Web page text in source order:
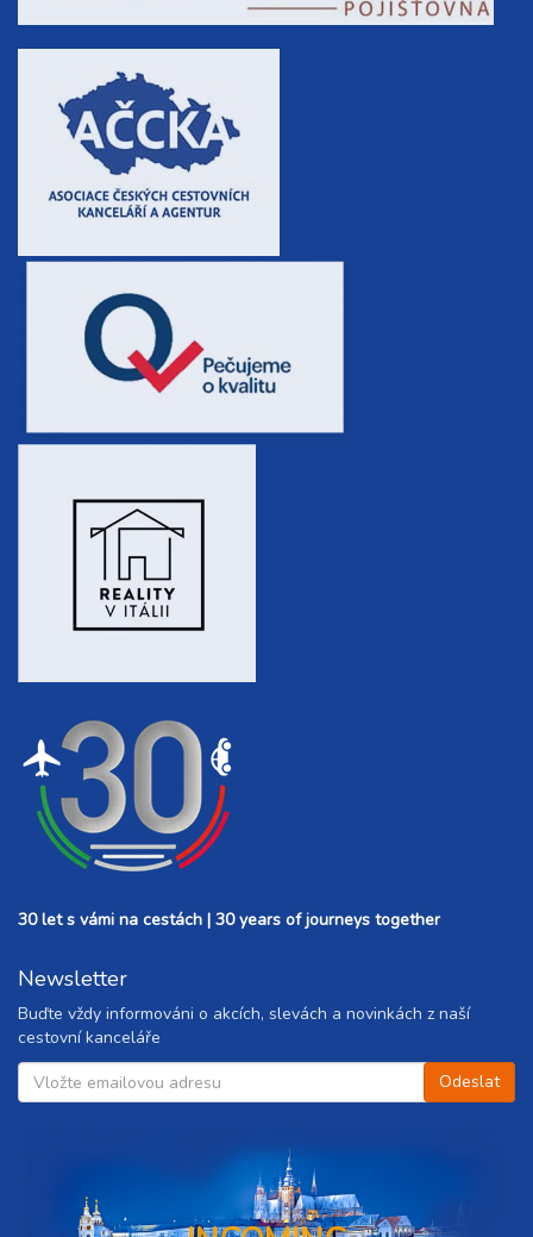
30 let s vámi na cestách | 30 years of journeys together
Newsletter
Buďte vždy informováni o akcích, slevách a novinkách z naší
cestovní kanceláře